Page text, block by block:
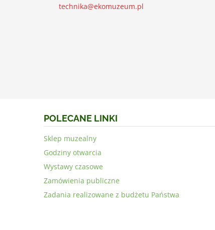
technika@ekomuzeum.pl
POLECANE LINKI
Sklep muzealny
Godziny otwarcia
Wystawy czasowe
Zamówienia publiczne
Zadania realizowane z budżetu Państwa